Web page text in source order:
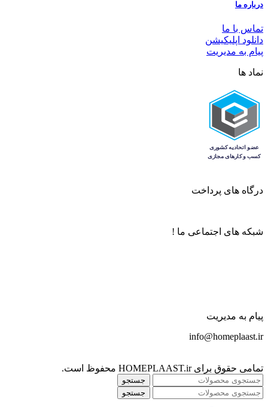
درباره ما
تماس با ما
دانلود اپلیکیشن
پیام به مدیریت
نماد ها
درگاه های پرداخت
شبکه های اجتماعی ما !
پیام به مدیریت
info@homeplaast.ir
تمامی حقوق برای HOMEPLAAST.ir محفوظ است.
جستجو
جستجو